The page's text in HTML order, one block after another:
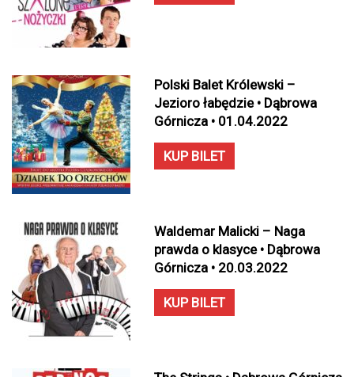
Polski Balet Królewski –
Jezioro łabędzie • Dąbrowa
Górnicza • 01.04.2022
KUP BILET
Waldemar Malicki – Naga
prawda o klasyce • Dąbrowa
Górnicza • 20.03.2022
KUP BILET